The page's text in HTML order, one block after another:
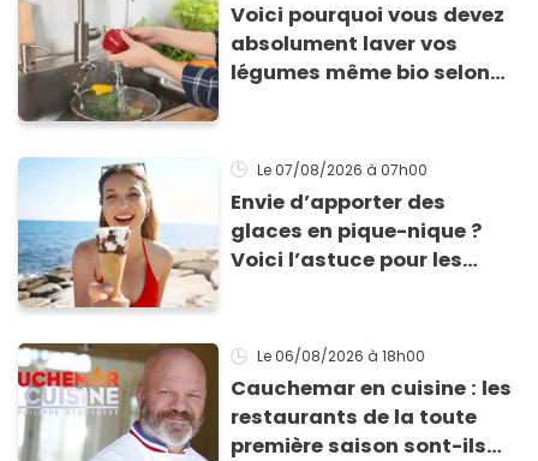
Voici pourquoi vous devez
absolument laver vos
légumes même bio selon
Le 07/08/2026 à 07h00
Envie d’apporter des
glaces en pique-nique ?
Voici l’astuce pour les
ne fondent !
Le 06/08/2026 à 18h00
Cauchemar en cuisine : les
restaurants de la toute
première saison sont-ils